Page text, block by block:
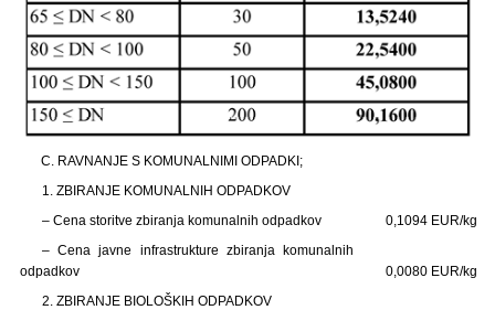
C. RAVNANJE S KOMUNALNIMI ODPADKI;
1. ZBIRANJE KOMUNALNIH ODPADKOV
– Cena storitve zbiranja komunalnih odpadkov
0,1094 EUR/kg
– Cena javne infrastrukture zbiranja komunalnih
odpadkov
0,0080 EUR/kg
2. ZBIRANJE BIOLOŠKIH ODPADKOV